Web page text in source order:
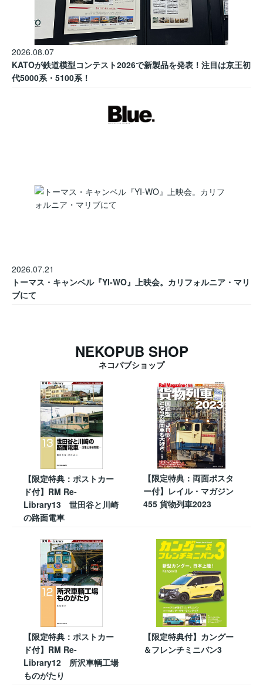
2026.08.07
KATOが鉄道模型コンテスト2026で新製品を発表！注目は京王初
代5000系・5100系！
2026.07.21
トーマス・キャンベル『YI-WO』上映会。カリフォルニア・マリ
ブにて
NEKOPUB SHOP
ネコパブショップ
【限定特典：ポストカー
ド付】RM Re-
Library13 世田谷と川崎
の路面電車
【限定特典：両面ポスタ
ー付】レイル・マガジン
455 貨物列車2023
【限定特典：ポストカー
ド付】RM Re-
Library12 所沢車輌工場
ものがたり
【限定特典付】カングー
＆フレンチミニバン3